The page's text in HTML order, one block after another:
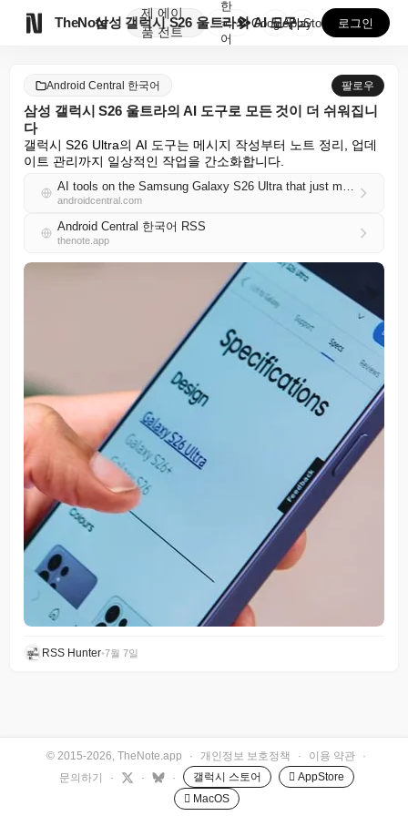
TheNote
제
품
에이
전트
삼성 갤럭시 S26 울트라의 AI 도구로 모든 것이 더...
한
국
어
GooglePlay
AppStore 로그인
Android Central 한국어 팔로우
삼성 갤럭시 S26 울트라의 AI 도구로 모든 것이 더 쉬워집니
다
갤럭시 S26 Ultra의 AI 도구는 메시지 작성부터 노트 정리, 업데
이트 관리까지 일상적인 작업을 간소화합니다.
AI tools on the Samsung Galaxy S26 Ultra that just make things easier
androidcentral.com
Android Central 한국어 RSS
thenote.app
RSS Hunter•7월 7일
© 2015-2026, TheNote.app · 개인정보 보호정책 · 이용 약관
·
문의하기
· · · 갤럭시 스토어
 AppStore
 MacOS